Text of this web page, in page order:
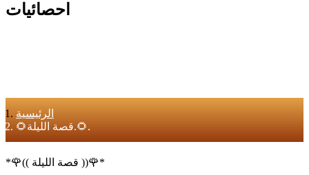
احصائيات
الرئيسية
🌻قصة الليلة.🌻.
*🌹(( قصة الليلة ))🌹*